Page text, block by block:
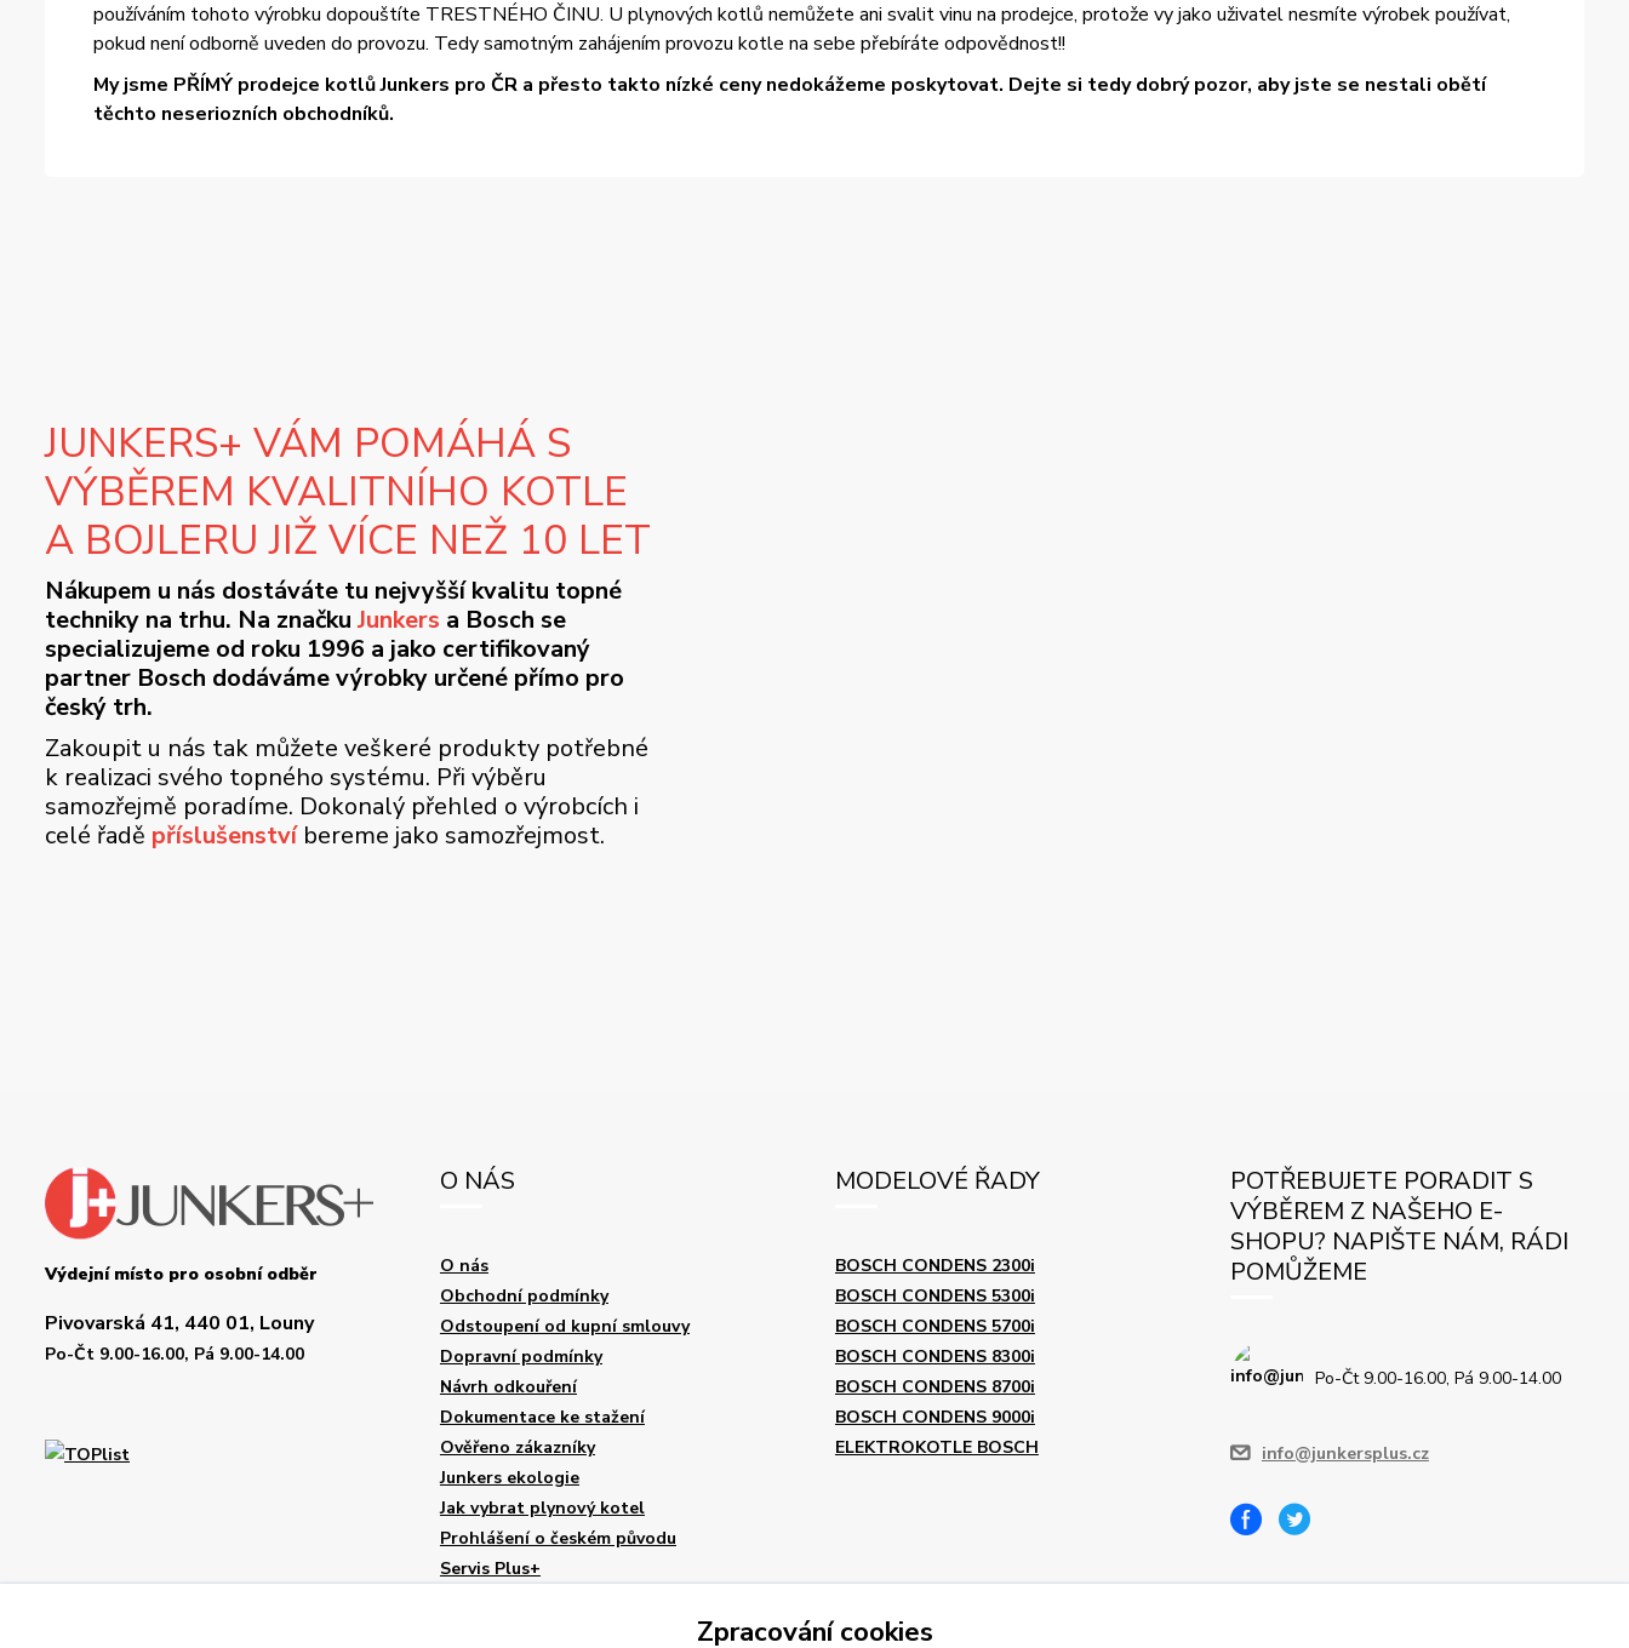
používáním tohoto výrobku dopouštíte TRESTNÉHO ČINU. U plynových kotlů nemůžete ani svalit vinu na prodejce, protože vy jako uživatel nesmíte výrobek používat,
pokud není odborně uveden do provozu. Tedy samotným zahájením provozu kotle na sebe přebíráte odpovědnost!!
My jsme PŘÍMÝ prodejce kotlů Junkers pro ČR a přesto takto nízké ceny nedokážeme poskytovat. Dejte si tedy dobrý pozor, aby jste se nestali obětí
těchto neseriozních obchodníků.
JUNKERS+ VÁM POMÁHÁ S
VÝBĚREM KVALITNÍHO KOTLE
A BOJLERU JIŽ VÍCE NEŽ 10 LET
Nákupem u nás dostáváte tu nejvyšší kvalitu topné
techniky na trhu. Na značkuJunkers a Bosch se
specializujeme od roku 1996 a jako certifikovaný
partner Bosch dodáváme výrobky určené přímo pro
český trh.
Zakoupit u nás tak můžete veškeré produkty potřebné
k realizaci svého topného systému. Při výběru
samozřejmě poradíme. Dokonalý přehled o výrobcích i
celé řadě příslušenstvíbereme jako samozřejmost.
Výdejní místo pro osobní odběr
Pivovarská 41, 440 01, Louny
Po-Čt 9.00-16.00, Pá 9.00-14.00
O NÁS
O nás
Obchodní podmínky
Odstoupení od kupní smlouvy
Dopravní podmínky
Návrh odkouření
Dokumentace ke stažení
Ověřeno zákazníky
Junkers ekologie
Jak vybrat plynový kotel
Prohlášení o českém původu
Servis Plus+
MODELOVÉ ŘADY
BOSCH CONDENS 2300i
BOSCH CONDENS 5300i
BOSCH CONDENS 5700i
BOSCH CONDENS 8300i
BOSCH CONDENS 8700i
BOSCH CONDENS 9000i
ELEKTROKOTLE BOSCH
POTŘEBUJETE PORADIT S
VÝBĚREM Z NAŠEHO E-
SHOPU? NAPIŠTE NÁM, RÁDI
POMŮŽEME
Po-Čt 9.00-16.00, Pá 9.00-14.00
info@junkersplus.cz
Zpracování cookies